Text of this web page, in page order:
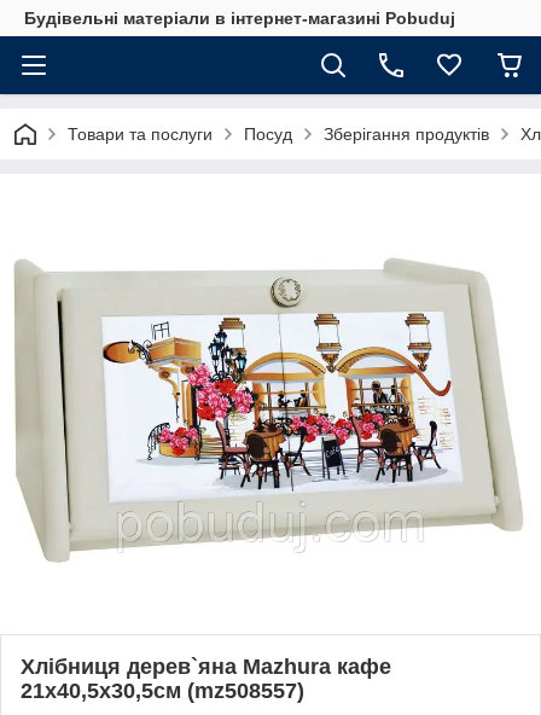
Будівельні матеріали в інтернет-магазині Pobuduj
Товари та послуги Посуд Зберігання продуктів
Хлібниця дерев`яна Mazhura кафе
21x40,5x30,5см (mz508557)